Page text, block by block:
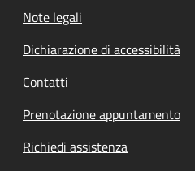
Note legali
Dichiarazione di accessibilità
Contatti
Prenotazione appuntamento
Richiedi assistenza